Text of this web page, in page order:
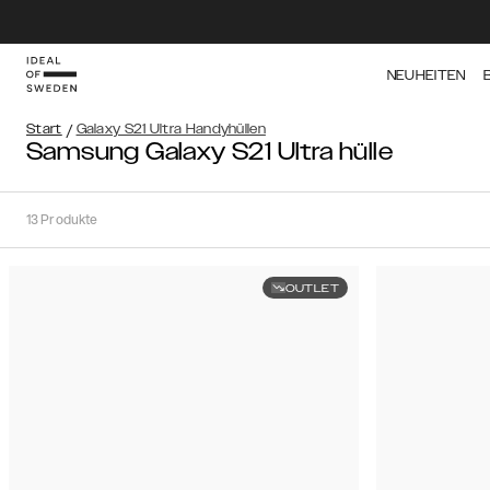
NEUHEITEN
Start / Galaxy S21 Ultra Handyhüllen
Samsung Galaxy S21 Ultra hülle
13Produkte
OUTLET